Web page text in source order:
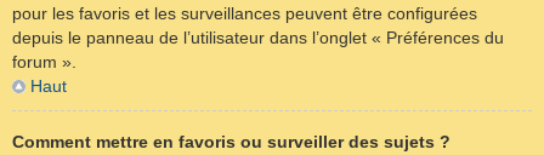
pour les favoris et les surveillances peuvent être configurées
depuis le panneau de l’utilisateur dans l’onglet « Préférences du
forum ».
Haut
Comment mettre en favoris ou surveiller des sujets ?